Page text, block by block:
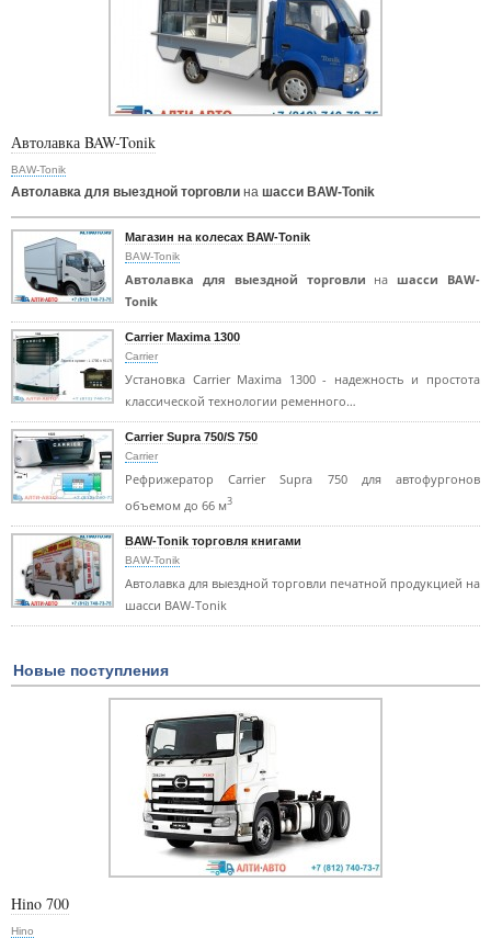
Автолавка BAW-Tonik
BAW-Tonik
Автолавка для выездной торговли на шасси BAW-Tonik
Магазин на колесах BAW-Tonik
BAW-Tonik
Автолавка для выездной торговли на шасси BAW-
Tonik
Carrier Maxima 1300
Carrier
Установка Carrier Maxima 1300 - надежность и простота
классической технологии ременного…
Carrier Supra 750/S 750
Carrier
Рефрижератор Carrier Supra 750 для автофургонов
объемом до 66 м3
BAW-Tonik торговля книгами
BAW-Tonik
Автолавка для выездной торговли печатной продукцией на
шасси BAW-Tonik
Новые поступления
Hino 700
Hino